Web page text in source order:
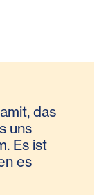
das
uns
Es ist
es